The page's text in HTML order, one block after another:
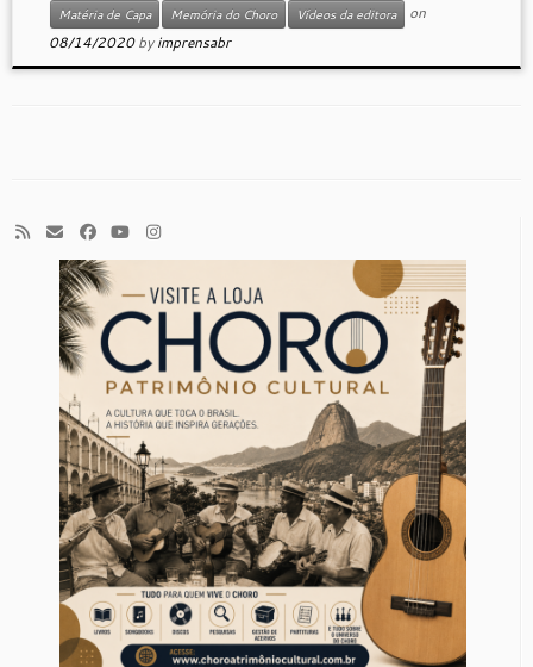
Matéria de Capa
Memória do Choro Vídeos da editora
on
08/14/2020 byimprensabr